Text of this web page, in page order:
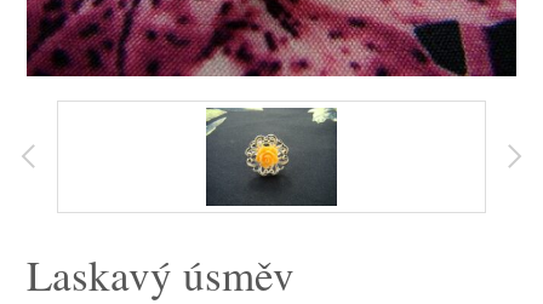
Laskavý úsměv